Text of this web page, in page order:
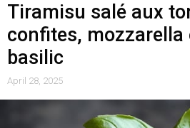
Tiramisu salé aux
confites, mozzarella
basilic
April 28, 2025